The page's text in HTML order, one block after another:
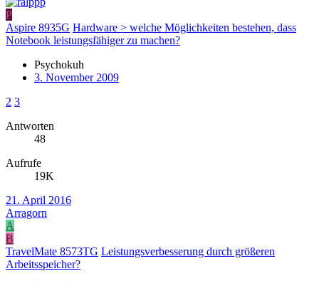
P
Aspire 8935G Hardware > welche Möglichkeiten bestehen, dass
Notebook leistungsfähiger zu machen?
Psychokuh
3. November 2009
2 3
Antworten
48
Aufrufe
19K
21. April 2016
Arragorn
A
B
TravelMate 8573TG Leistungsverbesserung durch größeren
Arbeitsspeicher?